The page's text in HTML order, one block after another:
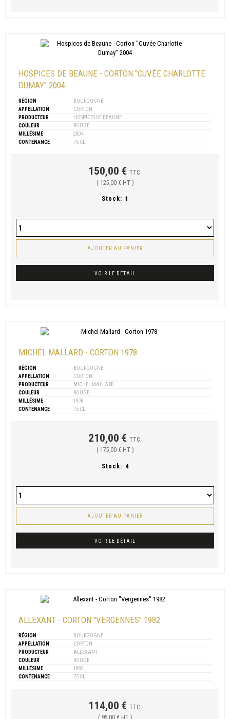
HOSPICES DE BEAUNE - CORTON "CUVÉE CHARLOTTE
DUMAY" 2004
RÉGION
BOURGOGNE
APPELLATION
CORTON
PRODUCTEUR
HOSPICES DE BEAUNE
COULEUR
ROUGE
MILLÉSIME
2004
CONTENANCE
75 CL
150,00 € TTC
( 125,00 € HT )
Stock: 1
AJOUTER AU PANIER
VOIR LE DÉTAIL
MICHEL MALLARD - CORTON 1978
RÉGION
BOURGOGNE
APPELLATION
CORTON
PRODUCTEUR
MICHEL MALLARD
COULEUR
ROUGE
MILLÉSIME
1978
CONTENANCE
75 CL
210,00 € TTC
( 175,00 € HT )
Stock: 4
AJOUTER AU PANIER
VOIR LE DÉTAIL
ALLEXANT - CORTON "VERGENNES" 1982
RÉGION
BOURGOGNE
APPELLATION
CORTON
PRODUCTEUR
ALLEXANT
COULEUR
ROUGE
MILLÉSIME
1982
CONTENANCE
75 CL
114,00 € TTC